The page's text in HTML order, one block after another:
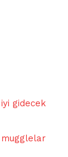
gidecek